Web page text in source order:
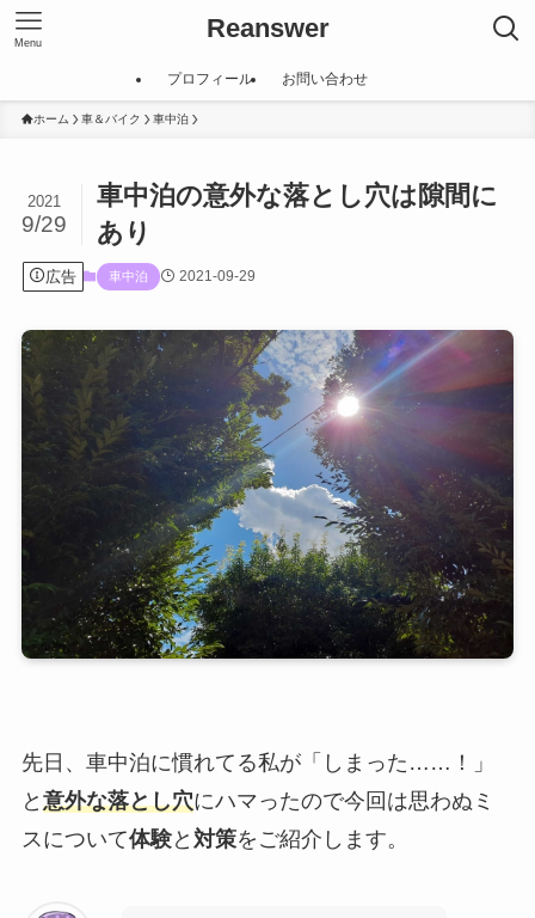
Reanswer
Menu
プロフィール お問い合わせ
ホーム 車＆バイク 車中泊
車中泊の意外な落とし穴は隙間に
あり
2021
9/29
広告 車中泊 2021-09-29
先日、車中泊に慣れてる私が「しまった……！」
と 意外な落とし穴にハマったので今回は思わぬミ
スについて体験と 対策をご紹介します。